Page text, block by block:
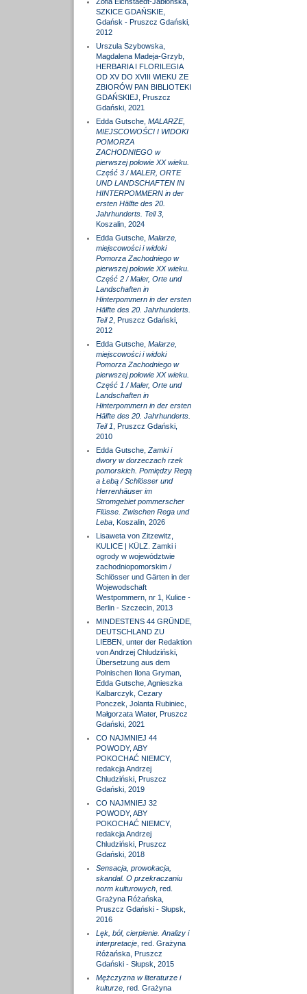
SZKICE GDAŃSKIE,
Gdańsk - Pruszcz Gdański,
2012
Urszula Szybowska,
Magdalena Madeja-Grzyb,
HERBARIA I FLORILEGIA
OD XV DO XVIII WIEKU ZE
ZBIORÓW PAN BIBLIOTEKI
GDAŃSKIEJ, Pruszcz
Gdański, 2021
Edda Gutsche, MALARZE,
MIEJSCOWOŚCI I WIDOKI
POMORZA
ZACHODNIEGO w
pierwszej połowie XX wieku.
Część 3 / MALER, ORTE
UND LANDSCHAFTEN IN
HINTERPOMMERN in der
ersten Hälfte des 20.
Jahrhunderts. Teil 3,
Koszalin, 2024
Edda Gutsche, Malarze,
miejscowości i widoki
Pomorza Zachodniego w
pierwszej połowie XX wieku.
Część 2 / Maler, Orte und
Landschaften in
Hinterpommern in der ersten
Hälfte des 20. Jahrhunderts.
Teil 2, Pruszcz Gdański,
2012
Edda Gutsche, Malarze,
miejscowości i widoki
Pomorza Zachodniego w
pierwszej połowie XX wieku.
Część 1 / Maler, Orte und
Landschaften in
Hinterpommern in der ersten
Hälfte des 20. Jahrhunderts.
Teil 1 , Pruszcz Gdański,
2010
Edda Gutsche, Zamki i
dwory w dorzeczach rzek
pomorskich. Pomiędzy Regą
a Łebą / Schlösser und
Herrenhäuser im
Stromgebiet pommerscher
Flüsse. Zwischen Rega und
Leba, Koszalin, 2026
Lisaweta von Zitzewitz,
KULICE | KÜLZ. Zamki i
ogrody w województwie
zachodniopomorskim /
Schlösser und Gärten in der
Wojewodschaft
Westpommern, nr 1, Kulice -
Berlin - Szczecin, 2013
MINDESTENS 44 GRÜNDE,
DEUTSCHLAND ZU
LIEBEN, unter der Redaktion
von Andrzej Chludziński,
Übersetzung aus dem
Polnischen Ilona Gryman,
Edda Gutsche, Agnieszka
Kalbarczyk, Cezary
Ponczek, Jolanta Rubiniec,
Małgorzata Wiater, Pruszcz
Gdański, 2021
CO NAJMNIEJ 44
POWODY, ABY
POKOCHAĆ NIEMCY,
redakcja Andrzej
Chludziński, Pruszcz
Gdański, 2019
CO NAJMNIEJ 32
POWODY, ABY
POKOCHAĆ NIEMCY,
redakcja Andrzej
Chludziński, Pruszcz
Gdański, 2018
Sensacja, prowokacja,
skandal. O przekraczaniu
norm kulturowych, red.
Grażyna Różańska,
Pruszcz Gdański - Słupsk,
2016
Lęk, ból, cierpienie. Analizy i
interpretacje, red. Grażyna
Różańska, Pruszcz
Gdański - Słupsk, 2015
Mężczyzna w literaturze i
kulturze, red. Grażyna